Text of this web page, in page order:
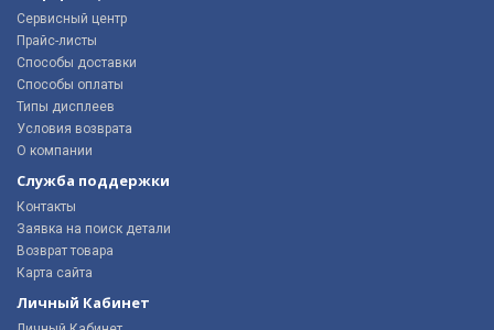
Сервисный центр
Прайс-листы
Способы доставки
Способы оплаты
Типы дисплеев
Условия возврата
О компании
Служба поддержки
Контакты
Заявка на поиск детали
Возврат товара
Карта сайта
Личный Кабинет